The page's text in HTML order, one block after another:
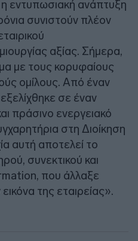
εντυπωσιακή ανάπτυξη
συνιστούν πλέον
αξίας. Σήμερα,
με τους κορυφαίους
ομίλους. Από έναν
σε έναν
πράσινο ενεργειακό
στη Διοίκηση
αυτή αποτελεί το
συνεκτικού και
που άλλαξε
της εταιρείας».